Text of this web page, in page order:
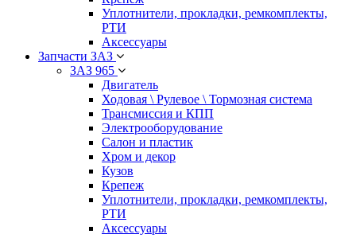
Уплотнители, прокладки, ремкомплекты,
РТИ
Аксессуары
Запчасти ЗАЗ
ЗАЗ 965
Двигатель
Ходовая \ Рулевое \ Тормозная система
Трансмиссия и КПП
Электрооборудование
Салон и пластик
Хром и декор
Кузов
Крепеж
Уплотнители, прокладки, ремкомплекты,
РТИ
Аксессуары